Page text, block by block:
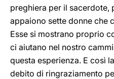
preghiera per il sacerdote,
appaiono sette donne che
Esse si mostrano proprio
ci aiutano nel nostro
questa esperienza. E così
debito di ringraziamento